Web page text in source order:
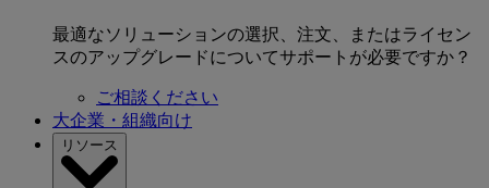
最適なソリューションの選択、注文、またはライセン
スのアップグレードについてサポートが必要ですか？
ご相談ください
大企業・組織向け
リソース